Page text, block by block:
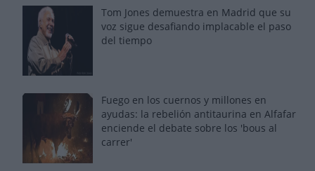
Tom Jones demuestra en Madrid que su
voz sigue desafiando implacable el paso
del tiempo
Fuego en los cuernos y millones en
ayudas: la rebelión antitaurina en Alfafar
enciende el debate sobre los 'bous al
carrer'